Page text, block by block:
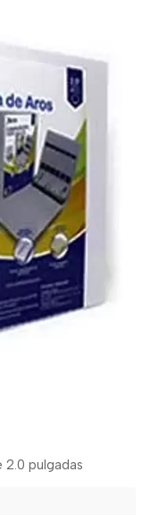
pulgadas